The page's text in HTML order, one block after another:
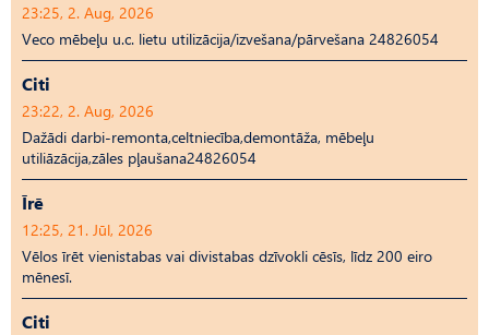
23:25, 2. Aug, 2026
Veco mēbeļu u.c. lietu utilizācija/izvešana/pārvešana 24826054
Citi
23:22, 2. Aug, 2026
Dažādi darbi-remonta,celtniecība,demontāža, mēbeļu
utiliāzācija,zāles pļaušana24826054
Īrē
12:25, 21. Jūl, 2026
Vēlos īrēt vienistabas vai divistabas dzīvokli cēsīs, līdz 200 eiro
mēnesī.
Citi